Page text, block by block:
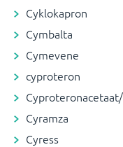
Cyklokapron
Cymbalta
Cymevene
cyproteron
Cyramza
Cyress